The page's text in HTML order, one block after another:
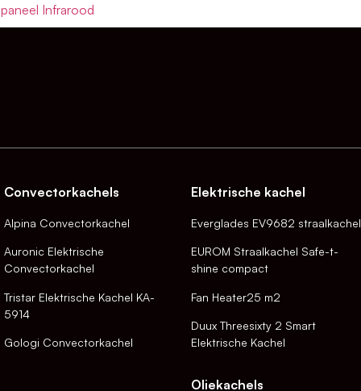
paneel Infrarood
Convectorkachels
Alpina Convectorkachel
Auronic Elektrische
Convectorkachel
Tristar Elektrische Kachel KA-
5914
Gologi Convectorkachel
Elektrische kachel
Everglades EV9682 straalkachel
EUROM Straalkachel Safe-t-
shine compact
Fan Heater25 m2
Duux Threesixty 2 Smart
Elektrische Kachel
Oliekachels